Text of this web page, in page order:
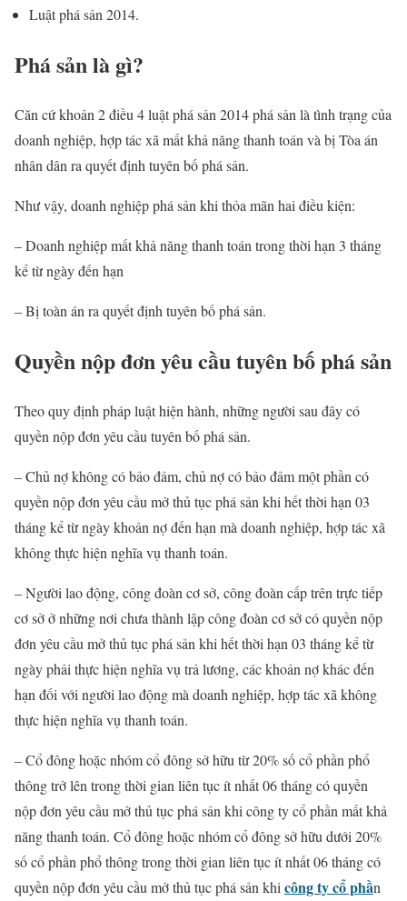
Luật phá sản 2014.
Phá sản là gì?
Căn cứ khoản 2 điều 4 luật phá sản 2014 phá sản là tình trạng của
doanh nghiệp, hợp tác xã mất khả năng thanh toán và bị Tòa án
nhân dân ra quyết định tuyên bố phá sản.
Như vậy, doanh nghiệp phá sản khi thỏa mãn hai điều kiện:
– Doanh nghiệp mất khả năng thanh toán trong thời hạn 3 tháng
kể từ ngày đến hạn
– Bị toàn án ra quyết định tuyên bố phá sản.
Quyền nộp đơn yêu cầu tuyên bố phá sản
Theo quy định pháp luật hiện hành, những người sau đây có
quyền nộp đơn yêu cầu tuyên bố phá sản.
– Chủ nợ không có bảo đảm, chủ nợ có bảo đảm một phần có
quyền nộp đơn yêu cầu mở thủ tục phá sản khi hết thời hạn 03
tháng kể từ ngày khoản nợ đến hạn mà doanh nghiệp, hợp tác xã
không thực hiện nghĩa vụ thanh toán.
– Người lao động, công đoàn cơ sở, công đoàn cấp trên trực tiếp
cơ sở ở những nơi chưa thành lập công đoàn cơ sở có quyền nộp
đơn yêu cầu mở thủ tục phá sản khi hết thời hạn 03 tháng kể từ
ngày phải thực hiện nghĩa vụ trả lương, các khoản nợ khác đến
hạn đối với người lao động mà doanh nghiệp, hợp tác xã không
thực hiện nghĩa vụ thanh toán.
– Cổ đông hoặc nhóm cổ đông sở hữu từ 20% số cổ phần phổ
thông trở lên trong thời gian liên tục ít nhất 06 tháng có quyền
nộp đơn yêu cầu mở thủ tục phá sản khi công ty cổ phần mất khả
năng thanh toán. Cổ đông hoặc nhóm cổ đông sở hữu dưới 20%
số cổ phần phổ thông trong thời gian liên tục ít nhất 06 tháng có
quyền nộp đơn yêu cầu mở thủ tục phá sản khi công ty cổ phần